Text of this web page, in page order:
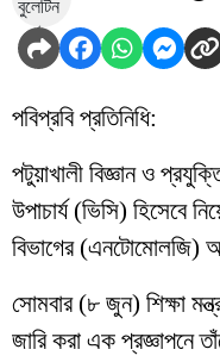
পবিপ্রবি প্রতিনিধি:
পটুয়াখালী বিজ্ঞান ও
উপাচার্য (ভিসি) হিসেবে
বিভাগের (এনটোমোলজি)
সোমবার (৮ জুন) শিক্ষা
জারি করা এক প্রজ্ঞাপনে